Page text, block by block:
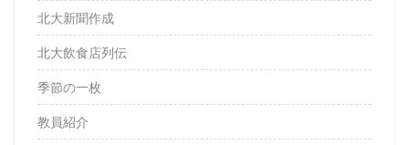
北大新聞作成
北大飲食店列伝
季節の一枚
教員紹介